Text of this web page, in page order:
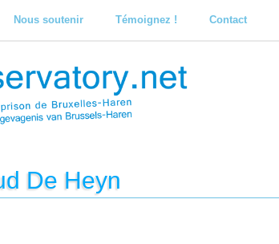
Nous soutenir Témoignez ! Contact
De Heyn